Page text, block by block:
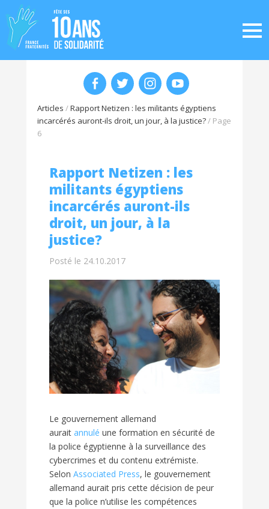
Articles /Rapport Netizen : les militants égyptiens
incarcérés auront-ils droit, un jour, à la justice?/ Page
6
Rapport Netizen : les
militants égyptiens
incarcérés auront-ils
droit, un jour, à la
justice?
Posté le 24.10.2017
Le gouvernement allemand
aurait annulé une formation en sécurité de
la police égyptienne à la surveillance des
cybercrimes et du contenu extrémiste.
Selon Associated Press, le gouvernement
allemand aurait pris cette décision de peur
que la police n’utilise les compétences